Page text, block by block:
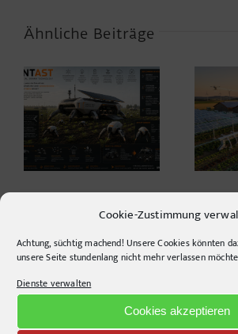
Cookie-Zustimmung
Achtung, süchtig machend! Unsere Cookies könnten
unsere Seite stundenlang nicht mehr verlassen
Dienste verwalten
Cookies akzeptieren
Ähnliche Beiträge
Warum die
Energiewende auf
dem Acker nicht im
Motorraum beginnt